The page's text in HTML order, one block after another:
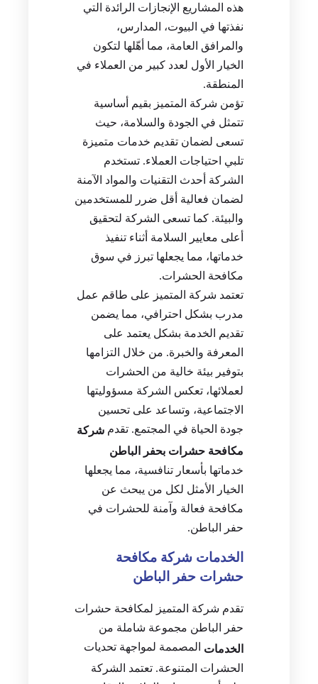
هذه المشاريع الإنجازات الرائدة التي
نفذتها في البيوت، المدارس،
والمرافق العامة، مما أهّلها لتكون
الخيار الأول لعدد كبير من العملاء في
المنطقة.
تؤمن شركة المتميز بقيم أساسية
تتمثل في الجودة والسلامة، حيث
تسعى لضمان تقديم خدمات متميزة
تلبي احتياجات العملاء. تستخدم
الشركة أحدث التقنيات والمواد الآمنة
لضمان فعالية أقل ضرر للمستخدمين
والبيئة. كما تسعى الشركة لتحقيق
أعلى معايير السلامة أثناء تنفيذ
خدماتها، مما يجعلها تبرز في سوق
مكافحة الحشرات.
تعتمد شركة المتميز على طاقم عمل
مدرب بشكل احترافي، مما يضمن
تقديم الخدمة بشكل يعتمد على
المعرفة والخبرة. من خلال التزامها
بتوفير بيئة خالية من الحشرات
لعملائها، تعكس الشركة مسؤوليتها
الاجتماعية، وتساعد على تحسين
جودة الحياة في المجتمع. تقدم شركة
مكافحة حشرات بحفر الباطن
خدماتها بأسعار تنافسية، مما يجعلها
الخيار الأمثل لكل من يبحث عن
مكافحة فعالة وآمنة للحشرات في
حفر الباطن.
الخدمات شركة مكافحة
حشرات حفر الباطن
تقدم شركة المتميز لمكافحة حشرات
حفر الباطن مجموعة شاملة من
الخدمات المصممة لمواجهة تحديات
الحشرات المتنوعة. تعتمد الشركة